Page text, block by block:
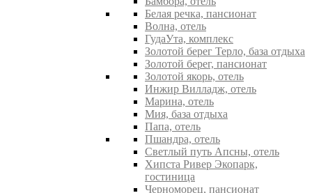
Белая речка, пансионат
Волна, отель
ГудаУта, комплекс
Золотой берег Терло, база отдыха
Золотой берег, пансионат
Золотой якорь, отель
Инжир Вилладж, отель
Марина, отель
Мия, база отдыха
Папа, отель
Пшандра, отель
Светлый путь Апсны, отель
Хипста Ривер Экопарк,
гостиница
Черноморец, пансионат